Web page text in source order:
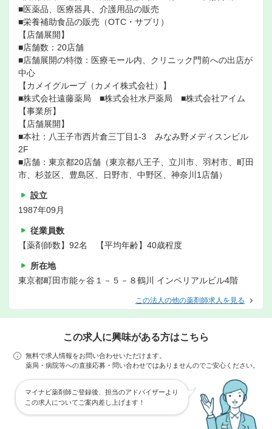
■医薬品、医療器具、介護用品の販売
■栄養補助食品の販売（OTC・サプリ）
【店舗展開】
■店舗数：20店舗
■店舗展開の特徴：医療モール内、クリニック門前への出店が
中心
【カメイグループ（カメイ株式会社）】
■株式会社遠藤薬局 ■株式会社水戸薬局 ■株式会社アイム
【事業所】
【店舗展開】
■本社：八王子市西片倉三丁目1-3 みなみ野メディスンビル
2F
■店舗：東京都20店舗（東京都八王子、立川市、羽村市、町田
市、杉並区、豊島区、日野市、中野区、神奈川1店舗）
設立
1987年09月
従業員数
【薬剤師数】92名 【平均年齢】40歳程度
所在地
東京都町田市能ヶ谷１－５－８鶴川 インペリアルビル4階
この法人の他の薬剤師求人を見る
この求人に興味がある方はこちら
無料で求人情報をお問い合わせいただけます。
薬局・病院等への直接応募・問い合わせではありませんのでご安心ください。
マイナビ薬剤師ご登録後、担当のアドバイザーより
この求人についてご案内差し上げます！